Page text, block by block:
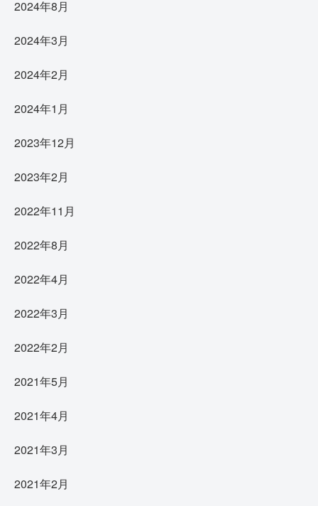
2024年8月
2024年3月
2024年2月
2024年1月
2023年12月
2023年2月
2022年11月
2022年8月
2022年4月
2022年3月
2022年2月
2021年5月
2021年4月
2021年3月
2021年2月